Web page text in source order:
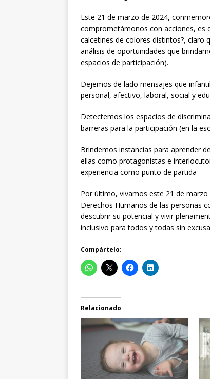
Este 21 de marzo de 2024,
comprometámonos con acciones, es
calcetines de colores distintos?, claro
análisis de oportunidades que
espacios de participación).
Dejemos de lado mensajes que
personal, afectivo, laboral, social y
Detectemos los espacios de
barreras para la participación (en la
Brindemos instancias para aprender
ellas como protagonistas e
experiencia como punto de partida
Por último, vivamos este 21 de
Derechos Humanos de las personas
descubrir su potencial y vivir
inclusivo para todos y todas sin
Compártelo:
Relacionado